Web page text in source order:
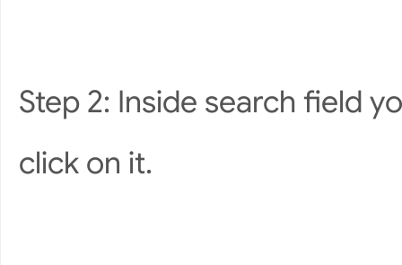
Step 2: Inside search field
click on it.